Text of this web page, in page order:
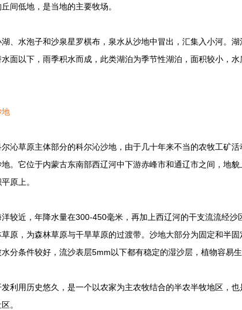
间低地，是当地的主要牧场。
水泡子和沙泉星罗棋布，泉水从沙地中冒出，汇集入小河。湖
面以下，雨季积水而成，此类湖泊为季节性湖泊，面积较小，
地
草原主体部分的科尔沁沙地，由于几十年来不当的农牧工矿活
。它位于内蒙古东南部西辽河中下游赤峰市和通辽市之间，地
原上。
近，年降水量在300-450毫米，再加上西辽河的干支流流经沙
原，为森林草原与干旱草原的过渡带。沙地大部分为固定和半
分条件较好，流沙表层5mm以下都有稳定的湿沙层，植物容易生
用历史悠久，是一个以农家为主农牧结合的半农半牧地区，也
。